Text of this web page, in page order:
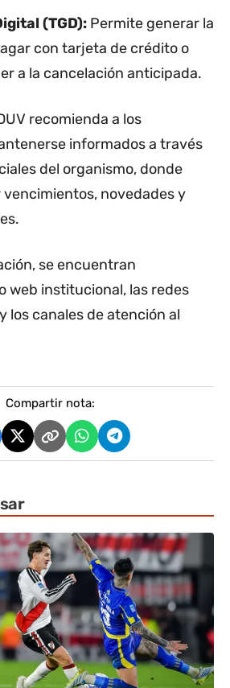
(TGD): Permite generar la
con tarjeta de crédito o
a la cancelación anticipada.
recomienda a los
informados a través
del organismo, donde
novedades y
se encuentran
web institucional, las redes
los canales de atención al
Compartir nota: